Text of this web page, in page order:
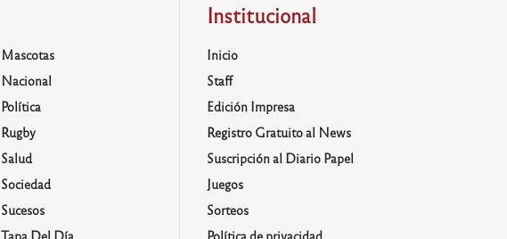
Mascotas
Nacional
Política
Rugby
Salud
Sociedad
Sucesos
Tapa Del Día
Institucional
Inicio
Staff
Edición Impresa
Registro Gratuito al News
Suscripción al Diario Papel
Juegos
Sorteos
Política de privacidad